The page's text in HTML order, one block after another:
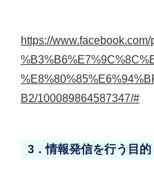
https://
B2/100089864587347/#
3．情報発信を行う目的